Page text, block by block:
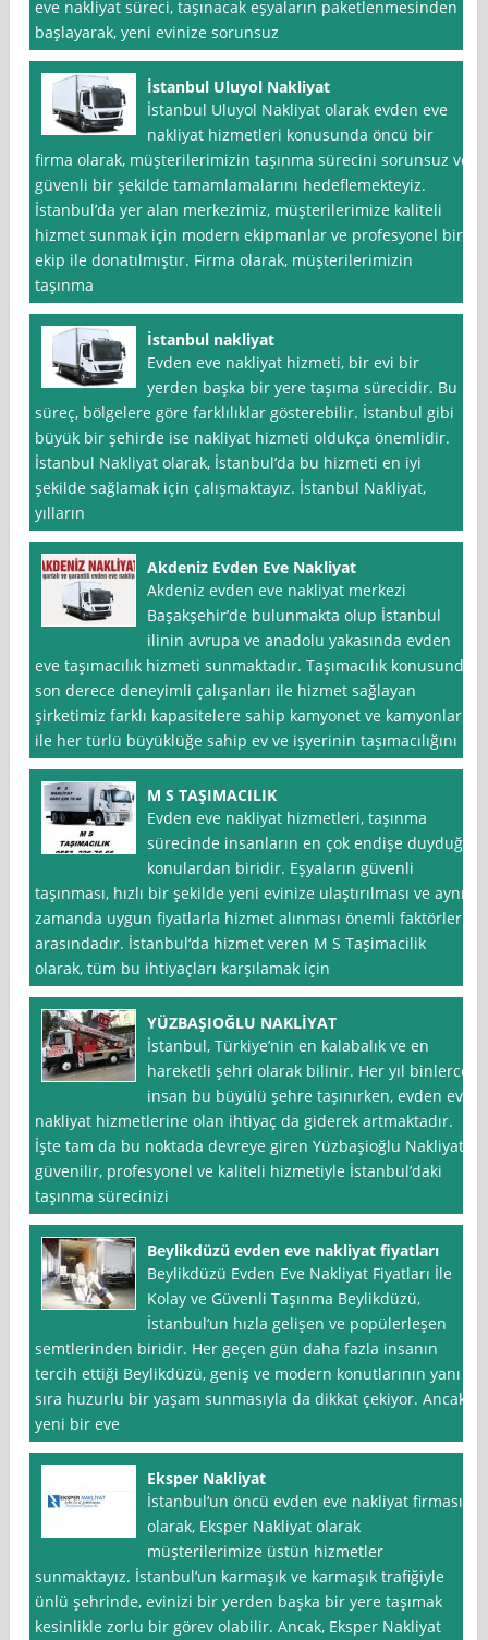
eve nakliyat süreci, taşınacak eşyaların paketlenmesinden
başlayarak, yeni evinize sorunsuz
İstanbul Uluyol Nakliyat
İstanbul Uluyol Nakliyat olarak evden eve
nakliyat hizmetleri konusunda öncü bir
firma olarak, müşterilerimizin taşınma sürecini sorunsuz ve
güvenli bir şekilde tamamlamalarını hedeflemekteyiz.
İstanbul’da yer alan merkezimiz, müşterilerimize kaliteli
hizmet sunmak için modern ekipmanlar ve profesyonel bir
ekip ile donatılmıştır. Firma olarak, müşterilerimizin
taşınma
İstanbul nakliyat
Evden eve nakliyat hizmeti, bir evi bir
yerden başka bir yere taşıma sürecidir. Bu
süreç, bölgelere göre farklılıklar gösterebilir. İstanbul gibi
büyük bir şehirde ise nakliyat hizmeti oldukça önemlidir.
İstanbul Nakliyat olarak, İstanbul’da bu hizmeti en iyi
şekilde sağlamak için çalışmaktayız. İstanbul Nakliyat,
yılların
Akdeniz Evden Eve Nakliyat
Akdeniz evden eve nakliyat merkezi
Başakşehir’de bulunmakta olup İstanbul
ilinin avrupa ve anadolu yakasında evden
eve taşımacılık hizmeti sunmaktadır. Taşımacılık konusunda
son derece deneyimli çalışanları ile hizmet sağlayan
şirketimiz farklı kapasitelere sahip kamyonet ve kamyonlar
ile her türlü büyüklüğe sahip ev ve işyerinin taşımacılığını
M S TAŞIMACILIK
Evden eve nakliyat hizmetleri, taşınma
sürecinde insanların en çok endişe duyduğu
konulardan biridir. Eşyaların güvenli
taşınması, hızlı bir şekilde yeni evinize ulaştırılması ve aynı
zamanda uygun fiyatlarla hizmet alınması önemli faktörler
arasındadır. İstanbul‘da hizmet veren M S Taşimacilik
olarak, tüm bu ihtiyaçları karşılamak için
YÜZBAŞIOĞLU NAKLİYAT
İstanbul, Türkiye’nin en kalabalık ve en
hareketli şehri olarak bilinir. Her yıl binlerce
insan bu büyülü şehre taşınırken, evden eve
nakliyat hizmetlerine olan ihtiyaç da giderek artmaktadır.
İşte tam da bu noktada devreye giren Yüzbaşioğlu Nakliyat,
güvenilir, profesyonel ve kaliteli hizmetiyle İstanbul’daki
taşınma sürecinizi
Beylikdüzü evden eve nakliyat fiyatları
Beylikdüzü Evden Eve Nakliyat Fiyatları İle
Kolay ve Güvenli Taşınma Beylikdüzü,
İstanbul‘un hızla gelişen ve popülerleşen
semtlerinden biridir. Her geçen gün daha fazla insanın
tercih ettiği Beylikdüzü, geniş ve modern konutlarının yanı
sıra huzurlu bir yaşam sunmasıyla da dikkat çekiyor. Ancak,
yeni bir eve
Eksper Nakliyat
İstanbul‘un öncü evden eve nakliyat firması
olarak, Eksper Nakliyat olarak
müşterilerimize üstün hizmetler
sunmaktayız. İstanbul’un karmaşık ve karmaşık trafiğiyle
ünlü şehrinde, evinizi bir yerden başka bir yere taşımak
kesinlikle zorlu bir görev olabilir. Ancak, Eksper Nakliyat